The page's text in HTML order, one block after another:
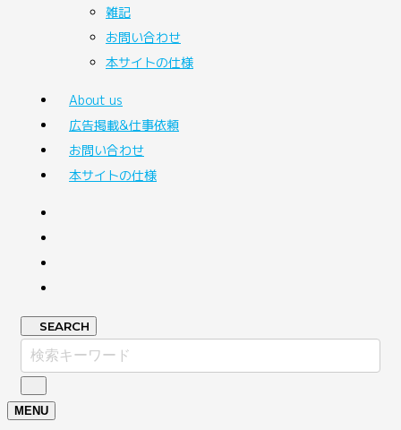
雑記
お問い合わせ
本サイトの仕様
About us
広告掲載&仕事依頼
お問い合わせ
本サイトの仕様
SEARCH
MENU